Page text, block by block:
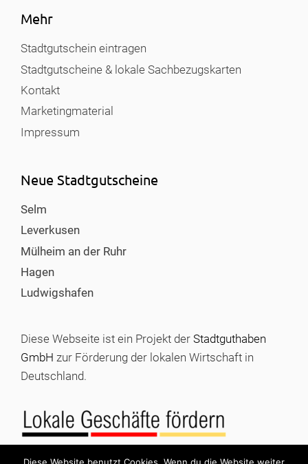
Mehr
Stadtgutschein eintragen
Stadtgutscheine & lokale Sachbezugskarten
Kontakt
Marketingmaterial
Impressum
Neue Stadtgutscheine
Selm
Leverkusen
Mülheim an der Ruhr
Hagen
Ludwigshafen
Diese Webseite ist ein Projekt der Stadtguthaben
GmbH zur Förderung der lokalen Wirtschaft in
Deutschland.
Diese Website benutzt Cookies. Wenn du die Website weiter